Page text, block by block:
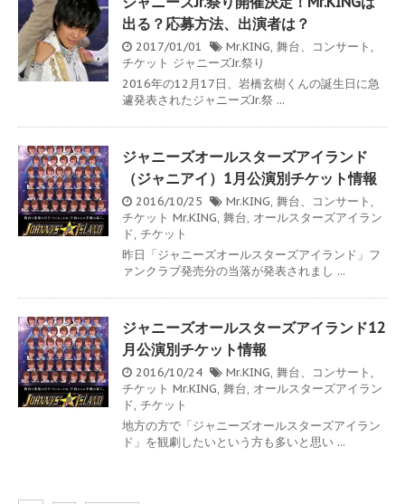
出る？応募方法、出演者は？
2017/01/01 Mr.KING, 舞台、コンサート ,
チケット ジャニーズJr.祭り
2016年の12月17日、岩橋玄樹くんの誕生日に急
遽発表されたジャニーズJr.祭 ...
ジャニーズオールスターズアイランド
（ジャニアイ）1月公演別チケット情報
2016/10/25 Mr.KING, 舞台、コンサート ,
チケット Mr.KING, 舞台, オールスターズアイラン
ド, チケット
昨日「ジャニーズオールスターズアイランド」フ
ァンクラブ発売分の当落が発表されまし ...
ジャニーズオールスターズアイランド12
月公演別チケット情報
2016/10/24 Mr.KING, 舞台、コンサート ,
チケット Mr.KING, 舞台, オールスターズアイラン
ド, チケット
地方の方で「ジャニーズオールスターズアイラン
ド」を観劇したいという方も多いと思い ...